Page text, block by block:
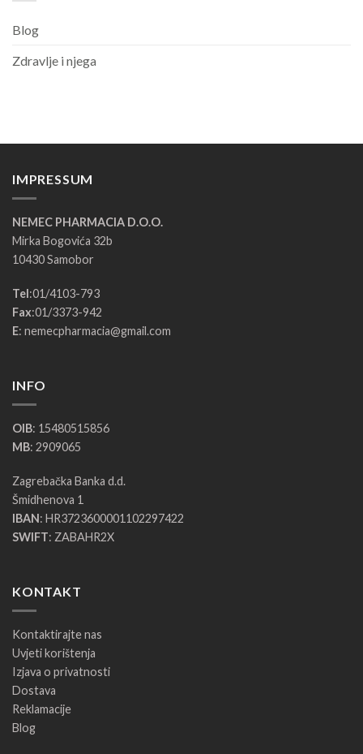
Blog
Zdravlje i njega
IMPRESSUM
NEMEC PHARMACIA D.O.O.
Mirka Bogovića 32b
10430 Samobor
Tel:01/4103-793
Fax:01/3373-942
E: nemecpharmacia@gmail.com
INFO
OIB: 15480515856
MB: 2909065
Zagrebačka Banka d.d.
Šmidhenova 1
IBAN: HR3723600001102297422
SWIFT: ZABAHR2X
KONTAKT
Kontaktirajte nas
Uvjeti korištenja
Izjava o privatnosti
Dostava
Reklamacije
Blog